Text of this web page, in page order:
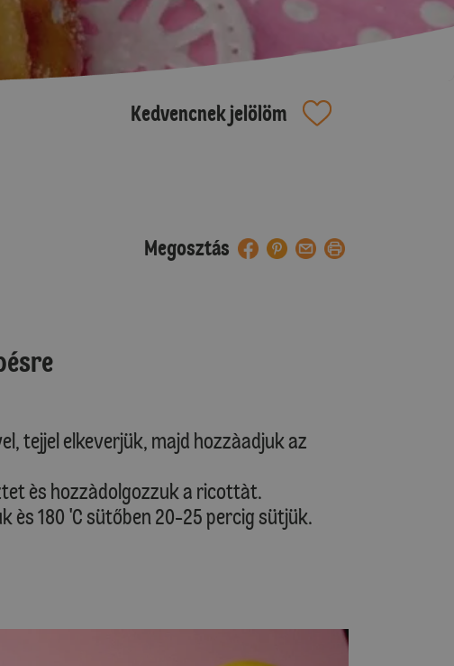
Kedvencnek jelölöm
Megosztás
tejjel elkeverjük, majd hozzàadjuk az
ès hozzàdolgozzuk a ricottàt.
ès 180 'C sütőben 20-25 percig sütjük.